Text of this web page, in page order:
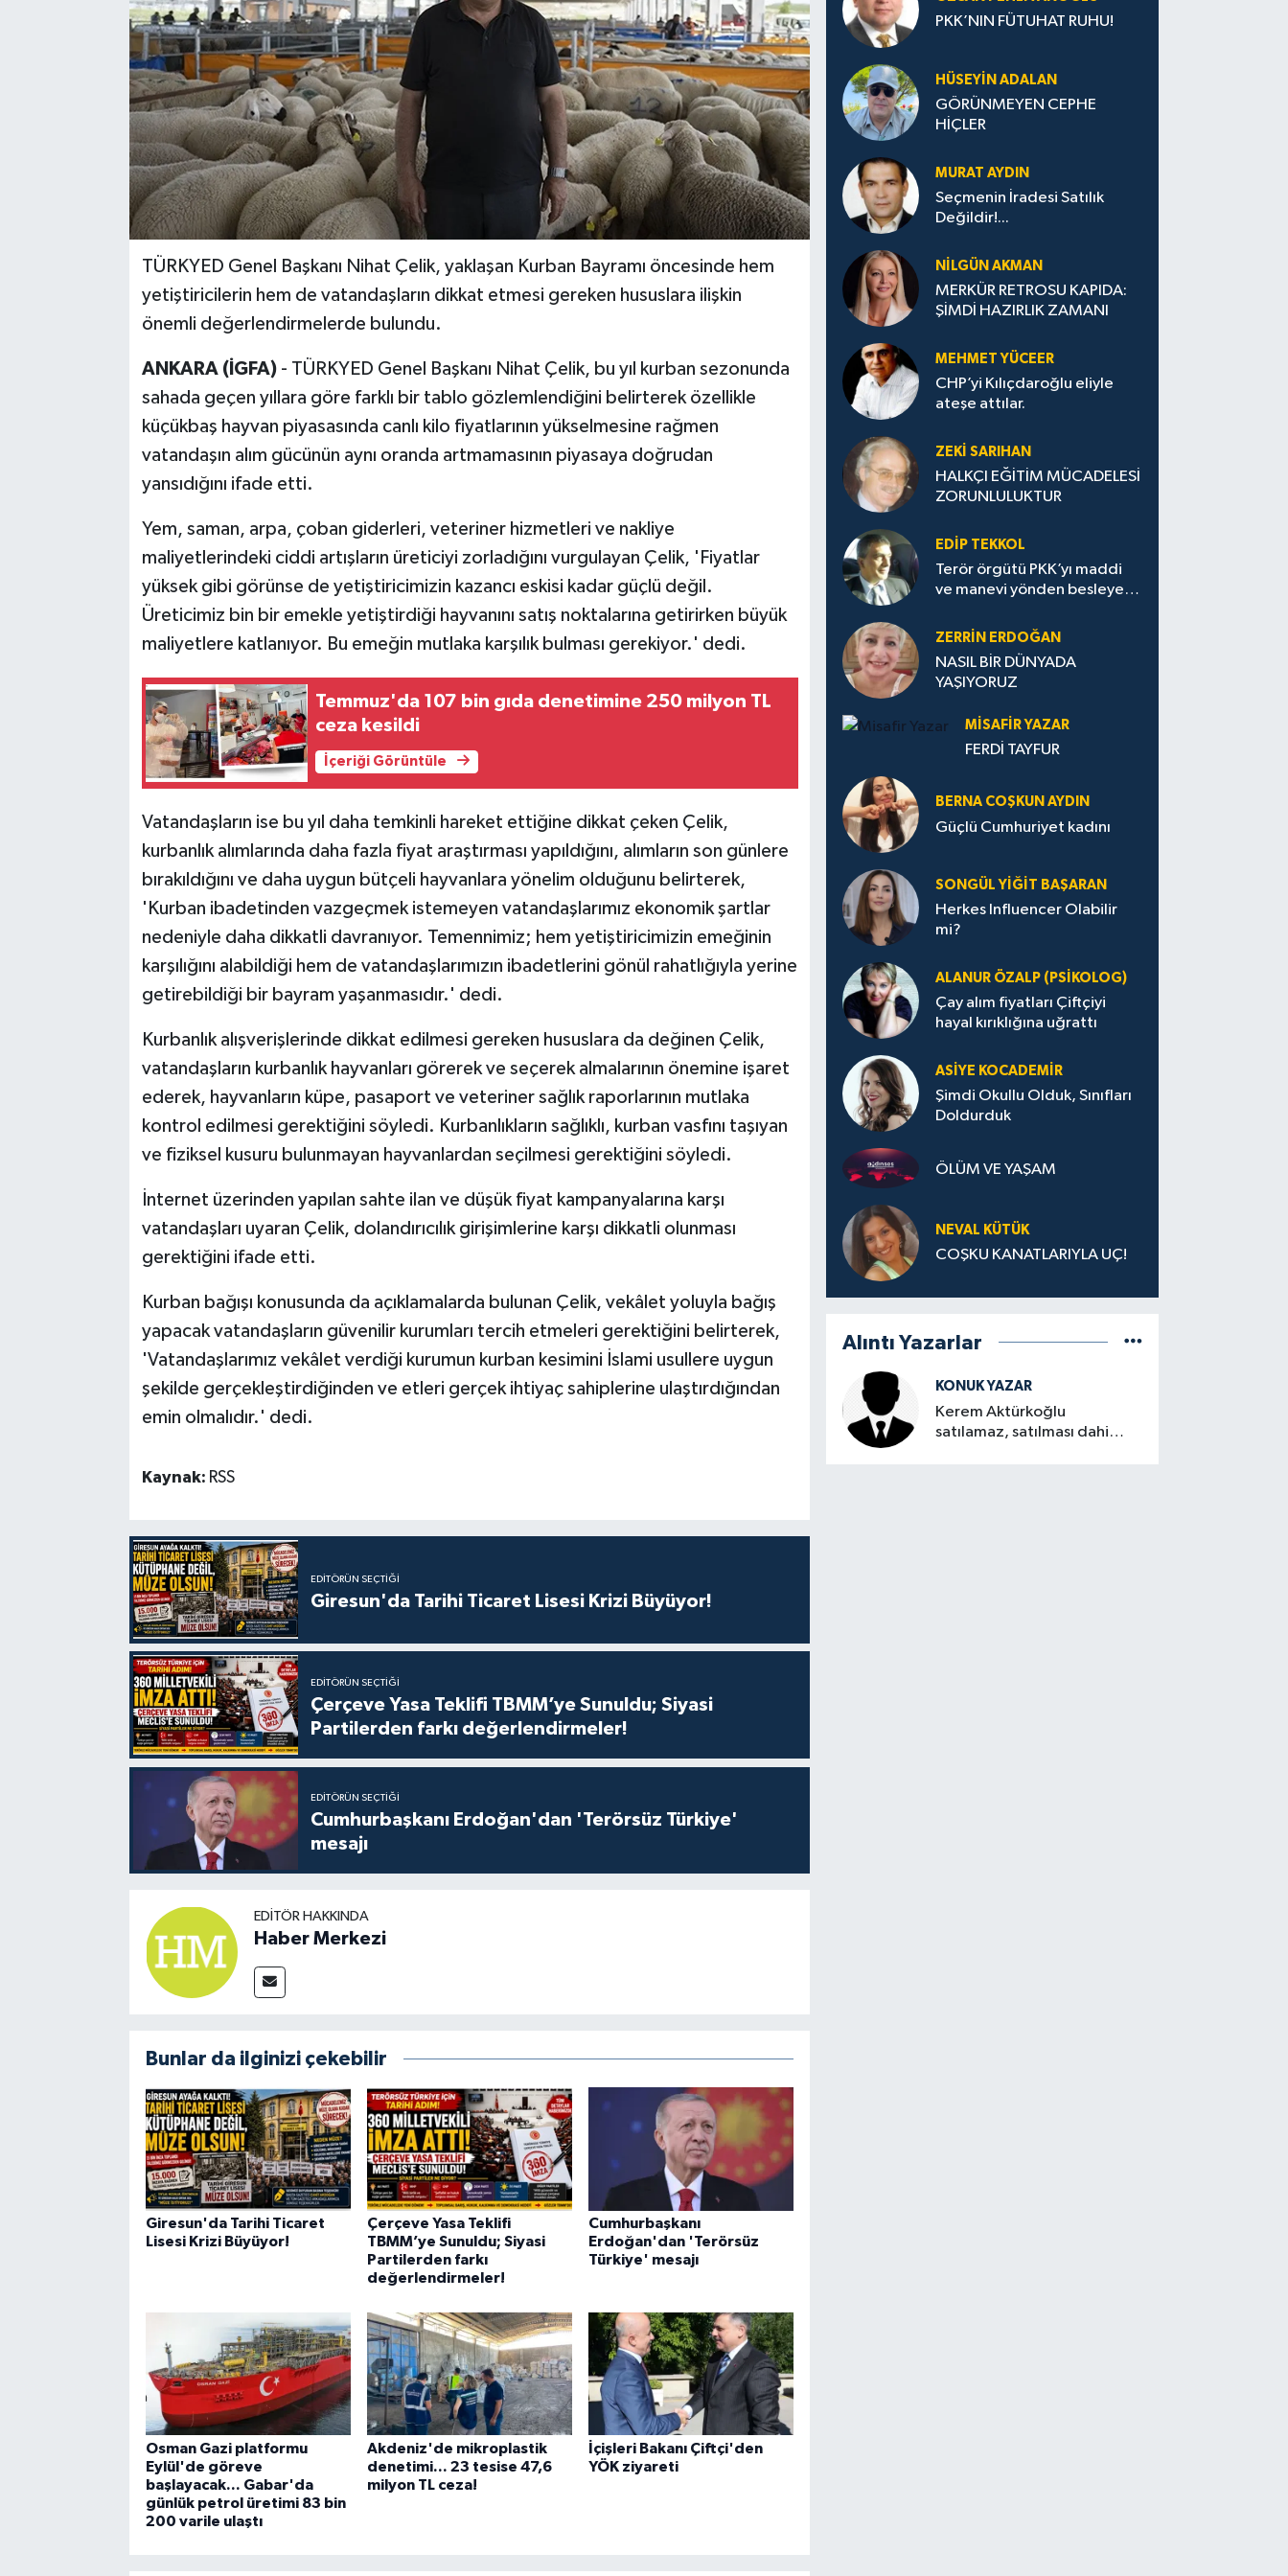
TÜRKYED Genel Başkanı Nihat Çelik, yaklaşan Kurban Bayramı öncesinde hem
yetiştiricilerin hem de vatandaşların dikkat etmesi gereken hususlara ilişkin
önemli değerlendirmelerde bulundu.
ANKARA (İGFA) - TÜRKYED Genel Başkanı Nihat Çelik, bu yıl kurban sezonunda
sahada geçen yıllara göre farklı bir tablo gözlemlendiğini belirterek özellikle
küçükbaş hayvan piyasasında canlı kilo fiyatlarının yükselmesine rağmen
vatandaşın alım gücünün aynı oranda artmamasının piyasaya doğrudan
yansıdığını ifade etti.
Yem, saman, arpa, çoban giderleri, veteriner hizmetleri ve nakliye
maliyetlerindeki ciddi artışların üreticiyi zorladığını vurgulayan Çelik, 'Fiyatlar
yüksek gibi görünse de yetiştiricimizin kazancı eskisi kadar güçlü değil.
Üreticimiz bin bir emekle yetiştirdiği hayvanını satış noktalarına getirirken büyük
maliyetlere katlanıyor. Bu emeğin mutlaka karşılık bulması gerekiyor.' dedi.
Temmuz'da 107 bin gıda denetimine 250 milyon TL
ceza kesildi
İçeriği Görüntüle
Vatandaşların ise bu yıl daha temkinli hareket ettiğine dikkat çeken Çelik,
kurbanlık alımlarında daha fazla fiyat araştırması yapıldığını, alımların son günlere
bırakıldığını ve daha uygun bütçeli hayvanlara yönelim olduğunu belirterek,
'Kurban ibadetinden vazgeçmek istemeyen vatandaşlarımız ekonomik şartlar
nedeniyle daha dikkatli davranıyor. Temennimiz; hem yetiştiricimizin emeğinin
karşılığını alabildiği hem de vatandaşlarımızın ibadetlerini gönül rahatlığıyla yerine
getirebildiği bir bayram yaşanmasıdır.' dedi.
Kurbanlık alışverişlerinde dikkat edilmesi gereken hususlara da değinen Çelik,
vatandaşların kurbanlık hayvanları görerek ve seçerek almalarının önemine işaret
ederek, hayvanların küpe, pasaport ve veteriner sağlık raporlarının mutlaka
kontrol edilmesi gerektiğini söyledi. Kurbanlıkların sağlıklı, kurban vasfını taşıyan
ve fiziksel kusuru bulunmayan hayvanlardan seçilmesi gerektiğini söyledi.
İnternet üzerinden yapılan sahte ilan ve düşük fiyat kampanyalarına karşı
vatandaşları uyaran Çelik, dolandırıcılık girişimlerine karşı dikkatli olunması
gerektiğini ifade etti.
Kurban bağışı konusunda da açıklamalarda bulunan Çelik, vekâlet yoluyla bağış
yapacak vatandaşların güvenilir kurumları tercih etmeleri gerektiğini belirterek,
'Vatandaşlarımız vekâlet verdiği kurumun kurban kesimini İslami usullere uygun
şekilde gerçekleştirdiğinden ve etleri gerçek ihtiyaç sahiplerine ulaştırdığından
emin olmalıdır.' dedi.
Kaynak: RSS
EDITÖRÜN SEÇTIĞI
Giresun'da Tarihi Ticaret Lisesi Krizi Büyüyor!
EDITÖRÜN SEÇTIĞI
Çerçeve Yasa Teklifi TBMM’ye Sunuldu; Siyasi
Partilerden farkı değerlendirmeler!
EDITÖRÜN SEÇTIĞI
Cumhurbaşkanı Erdoğan'dan 'Terörsüz Türkiye'
mesajı
EDITÖR HAKKINDA
Haber Merkezi
Bunlar da ilginizi çekebilir
Giresun'da Tarihi Ticaret
Lisesi Krizi Büyüyor!
Çerçeve Yasa Teklifi
TBMM’ye Sunuldu; Siyasi
Partilerden farkı
değerlendirmeler!
Cumhurbaşkanı
Erdoğan'dan 'Terörsüz
Türkiye' mesajı
Osman Gazi platformu
Eylül'de göreve
başlayacak... Gabar'da
günlük petrol üretimi 83 bin
200 varile ulaştı
Akdeniz'de mikroplastik
denetimi... 23 tesise 47,6
milyon TL ceza!
İçişleri Bakanı Çiftçi'den
YÖK ziyareti
PKK’NIN FÜTUHAT RUHU!
HÜSEYIN ADALAN
GÖRÜNMEYEN CEPHE
HİÇLER
MURAT AYDIN
Seçmenin İradesi Satılık
Değildir!...
NILGÜN AKMAN
MERKÜR RETROSU KAPIDA:
ŞİMDİ HAZIRLIK ZAMANI
MEHMET YÜCEER
CHP’yi Kılıçdaroğlu eliyle
ateşe attılar.
ZEKI SARIHAN
HALKÇI EĞİTİM MÜCADELESİ
ZORUNLULUKTUR
EDIP TEKKOL
Terör örgütü PKK’yı maddi
ve manevi yönden besleyen
ZERRIN ERDOĞAN
NASIL BİR DÜNYADA
YAŞIYORUZ
MISAFIR YAZAR
FERDİ TAYFUR
BERNA COŞKUN AYDIN
Güçlü Cumhuriyet kadını
SONGÜL YIĞIT BAŞARAN
Herkes Influencer Olabilir
mi?
ALANUR ÖZALP (PSIKOLOG)
Çay alım fiyatları Çiftçiyi
hayal kırıklığına uğrattı
ASIYE KOCADEMİR
Şimdi Okullu Olduk, Sınıfları
Doldurduk
ÖLÜM VE YAŞAM
NEVAL KÜTÜK
COŞKU KANATLARIYLA UÇ!
Alıntı Yazarlar
KONUK YAZAR
Kerem Aktürkoğlu
satılamaz, satılması dahi